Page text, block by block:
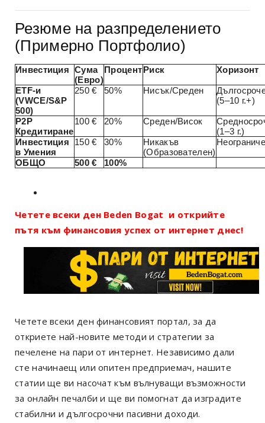
Резюме на разпределението
(Примерно Портфолио)
Инвестиция Сума
(Евро)
ПроцентРиск Хоризонт
ETF-и
(VWCE/S&P
500)
250 € 50% Нисък/Среден
(5–10 г.+)
P2P
Кредитиране
100 € 20% Среден/Висок
(1–3 г.)
Инвестиция
в Умения
150 € 30%
Никакъв
(Образователен)
ОБЩО 500 € 100%
Четете всеки ден Beden Bogat и открийте
пътя към финансовия успех от интернет днес!
Четете всеки ден финансовият портал, за да
откриете най-новите методи и стратегии за
печелене на пари от интернет. Независимо дали
сте начинаещ или опитен предприемач, нашите
статии ще ви насочат към вълнуващи възможности
за онлайн печалби и ще ви помогнат да изградите
стабилни и дългосрочни пасивни доходи.